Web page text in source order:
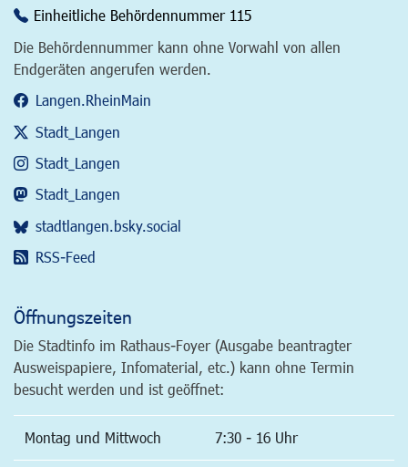
Einheitliche Behördennummer 115
Die Behördennummer kann ohne Vorwahl von allen
Endgeräten angerufen werden.
Langen.RheinMain
Stadt_Langen
Stadt_Langen
Stadt_Langen
stadtlangen.bsky.social
RSS-Feed
Öffnungszeiten
Die Stadtinfo im Rathaus-Foyer (Ausgabe beantragter
Ausweispapiere, Infomaterial, etc.) kann ohne Termin
besucht werden und ist geöffnet:
Montag und Mittwoch 7:30 - 16 Uhr